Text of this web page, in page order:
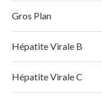
Gros Plan
Hépatite Virale B
Hépatite Virale C